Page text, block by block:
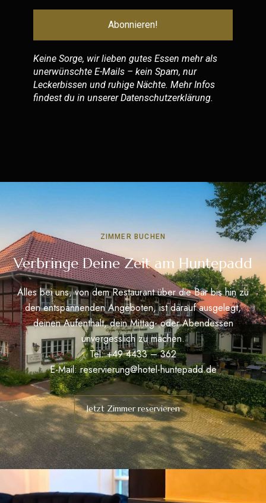
Keine Sorge, wir lieben gutes Essen mehr als
unerwünschte E-Mails – kein Spam, nur
Leckerbissen und ruhige Nächte. Mehr Infos
findest du in unsererDatenschutzerklärung.
ZIMMER BUCHEN
Verbringe Deine Zeit am Huntepadd
Alles bei uns, von dem Restaurant über die Bar bis hin zu
den entspannenden Angeboten, ist darauf ausgelegt,
deinen Aufenthalt, dein Mittag- oder Abendessen
unvergesslich zu machen.
Tel: +49 4433 – 362
E-Mail:reservierung@hotel-huntepadd.de
Jetzt Zimmer reservieren